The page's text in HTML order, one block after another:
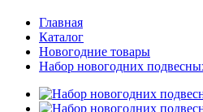
Главная
Каталог
Новогодние товары
Набор новогодних